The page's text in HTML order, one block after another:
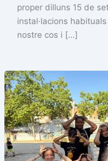
proper dilluns 15 de
instal·lacions
nostre cos i […]